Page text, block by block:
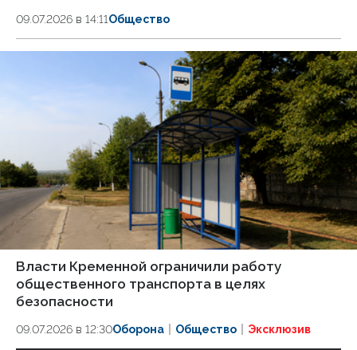
09.07.2026 в 14:11Общество
Власти Кременной ограничили работу
общественного транспорта в целях
безопасности
09.07.2026 в 12:30Оборона Общество Эксклюзив